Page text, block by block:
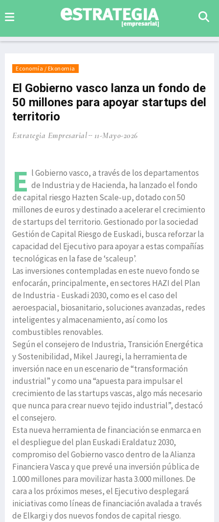
Economía / Ekonomia
El Gobierno vasco lanza un fondo de
50 millones para apoyar startups del
territorio
Estrategia Empresarial 11-Mayo-2026
E l Gobierno vasco, a través de los departamentos
de Industria y de Hacienda, ha lanzado el fondo
de capital riesgo Hazten Scale-up, dotado con 50
millones de euros y destinado a acelerar el crecimiento
de startups del territorio. Gestionado por la sociedad
Gestión de Capital Riesgo de Euskadi, busca reforzar la
capacidad del Ejecutivo para apoyar a estas compañías
tecnológicas en la fase de ‘scaleup’.
Las inversiones contempladas en este nuevo fondo se
enfocarán, principalmente, en sectores HAZI del Plan
de Industria - Euskadi 2030, como es el caso del
aeroespacial, biosanitario, soluciones avanzadas, redes
inteligentes y almacenamiento, así como los
combustibles renovables.
Según el consejero de Industria, Transición Energética
y Sostenibilidad, Mikel Jauregi, la herramienta de
inversión nace en un escenario de “transformación
industrial” y como una “apuesta para impulsar el
crecimiento de las startups vascas, algo más necesario
que nunca para crear nuevo tejido industrial”, destacó
el consejero.
Esta nueva herramienta de financiación se enmarca en
el despliegue del plan Euskadi Eraldatuz 2030,
compromiso del Gobierno vasco dentro de la Alianza
Financiera Vasca y que prevé una inversión pública de
1.000 millones para movilizar hasta 3.000 millones. De
cara a los próximos meses, el Ejecutivo desplegará
iniciativas como líneas de financiación avalada a través
de Elkargi y dos nuevos fondos de capital riesgo.